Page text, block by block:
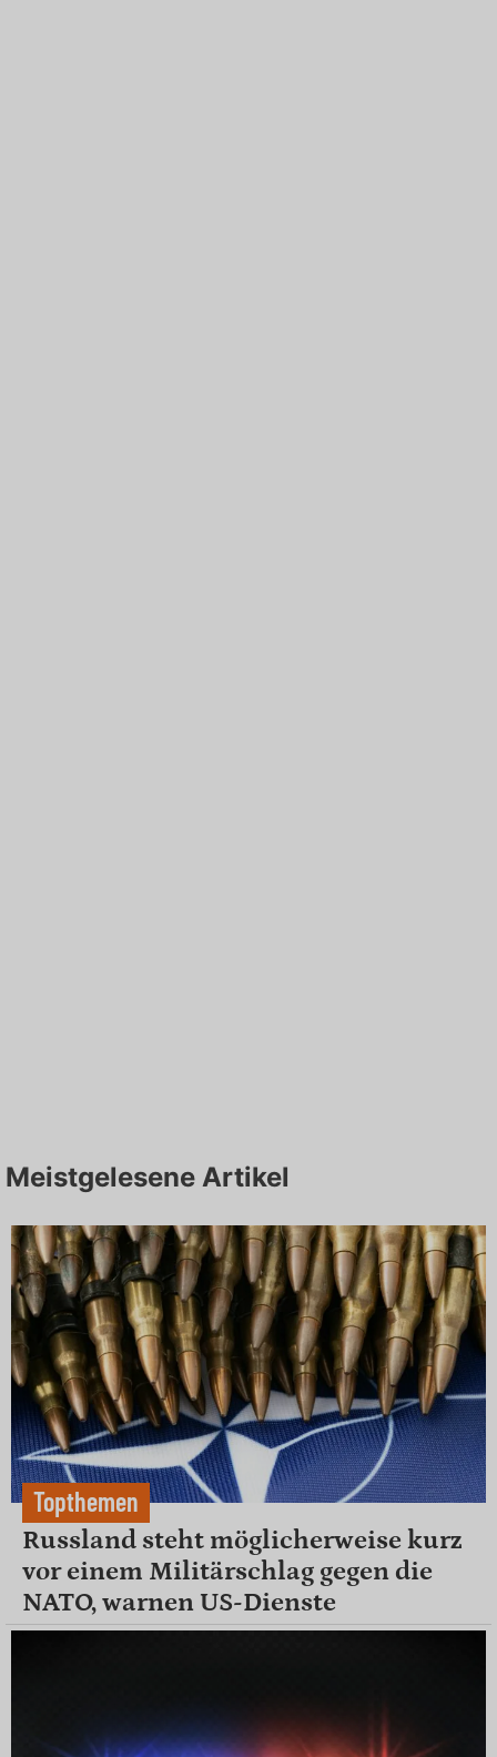
Meistgelesene Artikel
Topthemen
Russland steht möglicherweise kurz
vor einem Militärschlag gegen die
NATO, warnen US-Dienste